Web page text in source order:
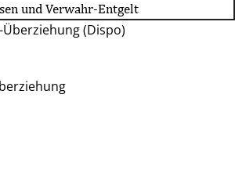
und Verwahr-Entgelt
(Dispo)